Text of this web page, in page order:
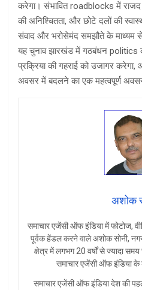
करेगा। संभावित roadblocks में राजद
की अनिश्चितता, और छोटे दलों की
संवाद और भरोसेमंद समझौते के माध्यम
यह चुनाव झारखंड में गठबंधन politics
प्रक्रिया की गहराई को उजागर
अवसर में बदलने का एक महत्वपूर्ण
अशोक
समाचार एजेंसी ऑफ इंडिया में फोटोज,
पूर्वक हेंडल करने वाले अशोक सोनी,
क्षेत्र में लगभग 20 वर्षों से ज्यादा
समाचार एजेंसी ऑफ इंडिया के
समाचार एजेंसी ऑफ इंडिया देश की